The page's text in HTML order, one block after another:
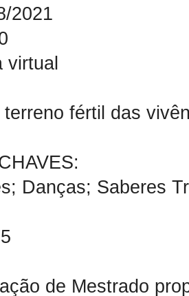
2021
virtual
terreno fértil das
Danças; Saberes
de Mestrado